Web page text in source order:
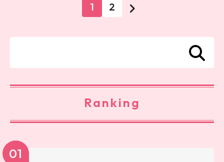
1 2
Ranking
01